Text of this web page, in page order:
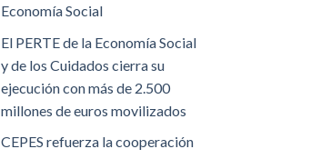
Economía Social
El PERTE de la Economía Social
y de los Cuidados cierra su
ejecución con más de 2.500
millones de euros movilizados
CEPES refuerza la cooperación